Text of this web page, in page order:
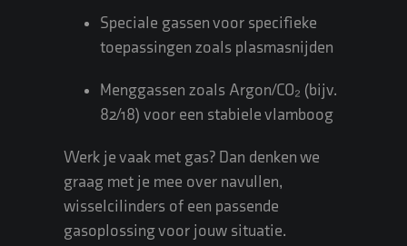
Speciale gassen voor specifieke
toepassingen zoals plasmasnijden
Menggassen zoals Argon/CO₂ (bijv.
82/18) voor een stabiele vlamboog
Werk je vaak met gas? Dan denken we
graag met je mee over navullen,
wisselcilinders of een passende
gasoplossing voor jouw situatie.